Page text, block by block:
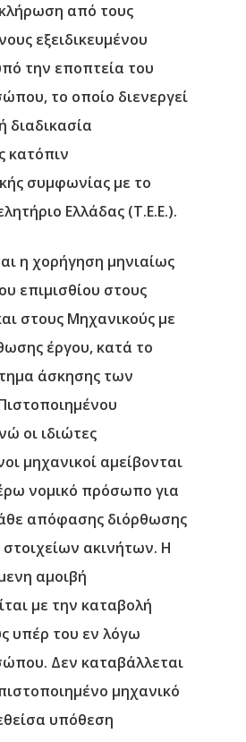
από τους
εξειδικευμένου
την εποπτεία του
το οποίο διενεργεί
διαδικασία
κατόπιν
συμφωνίας με το
Ελλάδας (Τ.Ε.Ε.).
η χορήγηση μηνιαίως
επιμισθίου στους
στους Μηχανικούς με
έργου, κατά το
άσκησης των
οι ιδιώτες
μηχανικοί αμείβονται
νομικό πρόσωπο για
απόφασης διόρθωσης
ακινήτων. Η
αμοιβή
με την καταβολή
υπέρ του εν λόγω
Δεν καταβάλλεται
μηχανικό
υπόθεση